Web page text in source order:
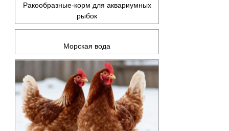
Ракообразные-корм для аквариумных
рыбок
Морская вода